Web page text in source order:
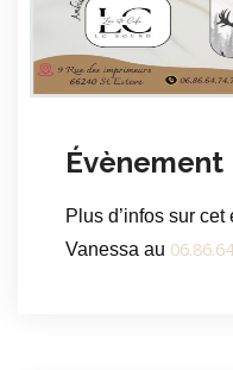
Évènement
Plus d’infos sur
Vanessa au